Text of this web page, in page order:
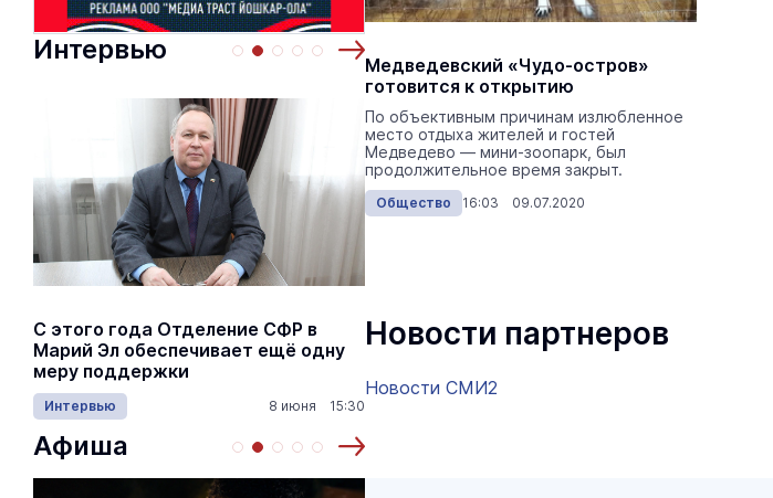
Интервью
С этого года Отделение СФР в
Марий Эл обеспечивает ещё одну
меру поддержки
Интервью 8 июня 15:30
Алексей Ямаев о премьере в театре
Шкетана: «Для меня не бывает
Афиша
Медведевский «Чудо-остров»
готовится к открытию
По объективным причинам излюбленное
место отдыха жителей и гостей
Медведево — мини-зоопарк, был
продолжительное время закрыт.
Общество 16:03 09.07.2020
Новости партнеров
Новости СМИ2